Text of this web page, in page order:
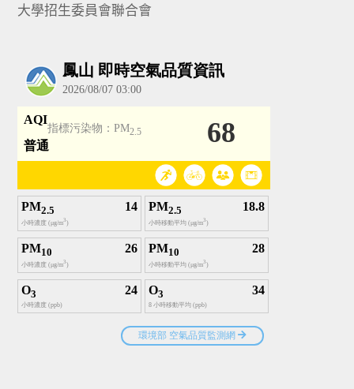
大學招生委員會聯合會